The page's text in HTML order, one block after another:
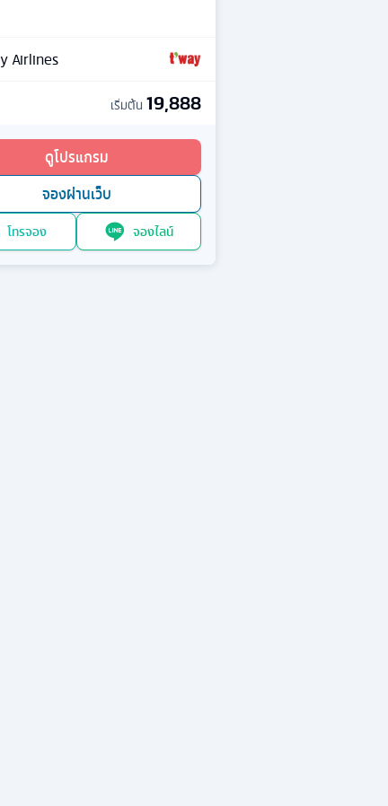
Airlines
เริ่มต้น 19,888
ดูโปรแกรม
จองผ่านเว็บ
โทรจอง จองไลน์